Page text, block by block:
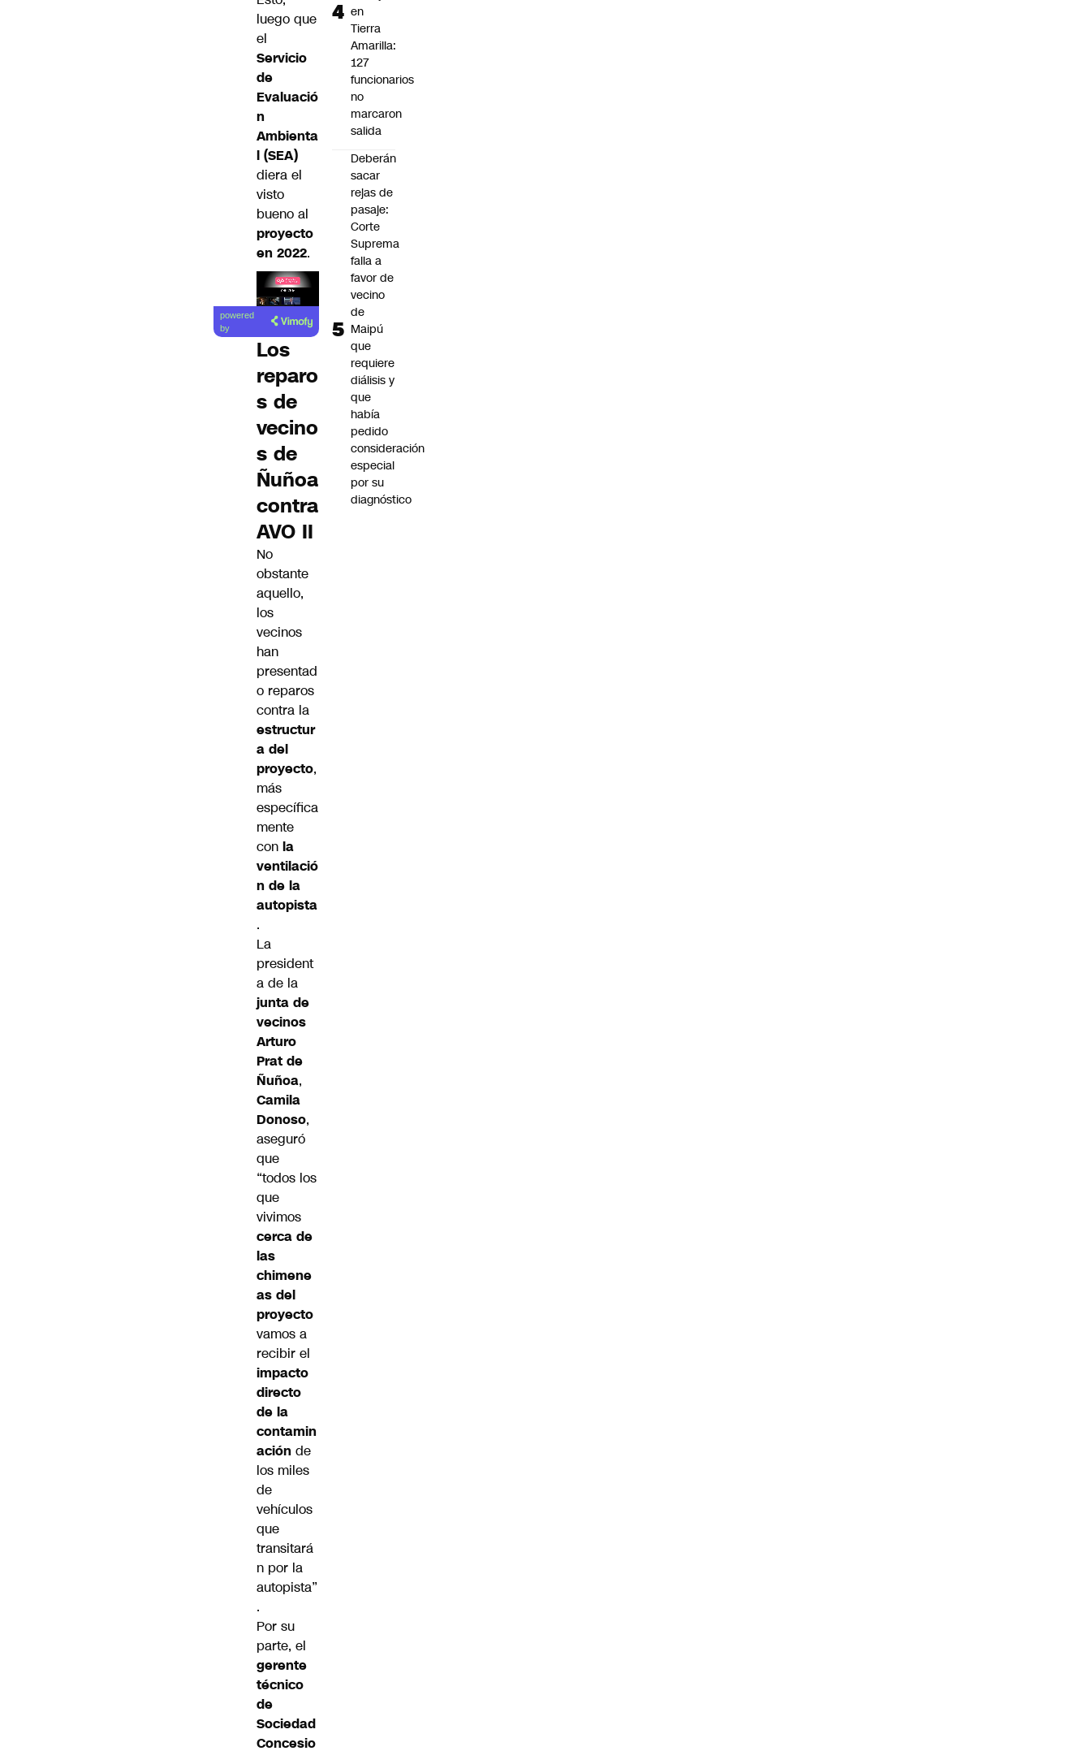
luego que
el
Servicio
de
Evaluació
n
Ambienta
l (SEA)
diera el
visto
bueno al
proyecto
en 2022.
Lea el
artículo
powered
by
Los
reparo
s de
vecino
s de
Ñuñoa
contra
AVO II
No
obstante
aquello,
los
vecinos
han
presentad
o reparos
contra la
estructur
a del
proyecto,
más
específica
mente
con la
ventilació
n de la
autopista
.
La
president
a de la
junta de
vecinos
Arturo
Prat de
Ñuñoa,
Camila
Donoso,
aseguró
que
“todos los
que
vivimos
cerca de
las
chimene
as del
proyecto
vamos a
recibir el
impacto
directo
de la
contamin
ación de
los miles
de
vehículos
que
transitará
n por la
autopista”
.
Por su
parte, el
gerente
técnico
de
Sociedad
Concesio
en
Tierra
Amarilla:
127
funcionarios
no
marcaron
salida
Deberán
sacar
rejas de
pasaje:
Corte
Suprema
falla a
favor de
vecino
de
Maipú
que
requiere
diálisis y
que
había
pedido
consideración
especial
por su
diagnóstico